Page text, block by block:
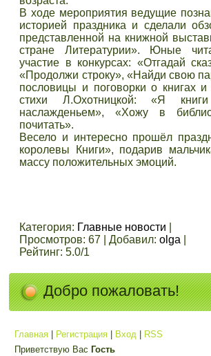
В ходе мероприятия ведущие
историей праздника и сделали
представленной на книжной
стране Литературии». Юные
участие в конкурсах: «Отгадай
«Продолжи строку», «Найди свою
пословицы и поговорки о книгах и
стихи Л.Охотницкой: «Я
наслажденьем», «Хожу в
почитать».
Весело и интересно прошёл
королевы Книги», подарив
массу положительных эмоций.
Категория: Главные новости
Просмотров: 67 |Добавил: olga
Рейтинг: 5.0/1
Добро пожаловать!
Главная Регистрация Вход
RSS
Приветствую Вас Гость